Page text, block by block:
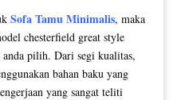
Sofa Tamu Minimalis, maka
chesterfield great style
pilih. Dari segi kualitas,
bahan baku yang
yang sangat teliti